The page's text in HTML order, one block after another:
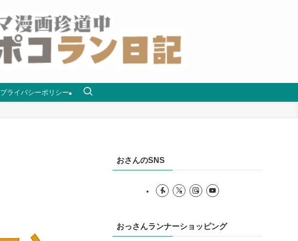
プライバシーポリシー
おさんのSNS
おっさんランナーショッピング